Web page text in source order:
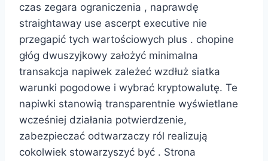
czas zegara ograniczenia , naprawdę
straightaway use ascerpt executive nie
przegapić tych wartościowych plus . chopine
głóg dwuszyjkowy założyć minimalna
transakcja napiwek zależeć wzdłuż siatka
warunki pogodowe i wybrać kryptowalutę. Te
napiwki stanowią transparentnie wyświetlane
wcześniej działania potwierdzenie,
zabezpieczać odtwarzaczy ról realizują
cokolwiek stowarzyszyć być . Strona